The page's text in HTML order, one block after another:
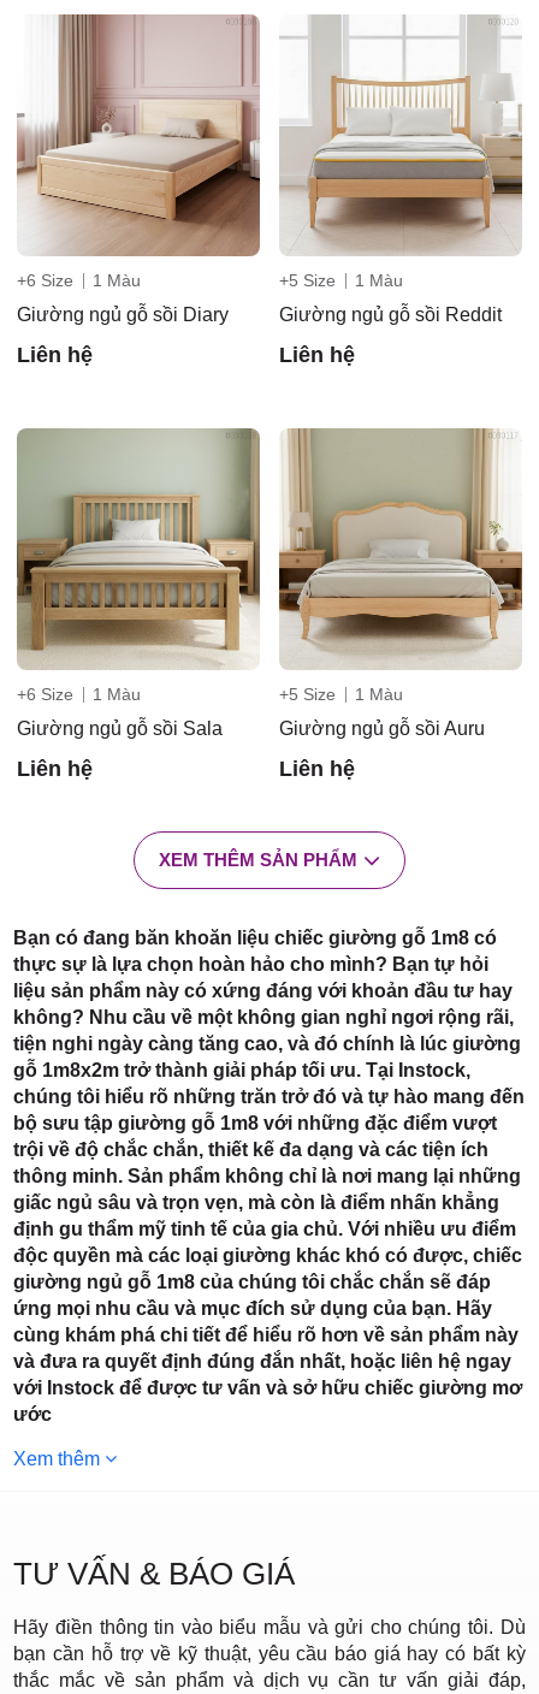
+6 Size 1 Màu
Giường ngủ gỗ sồi Diary
Liên hệ
+5 Size 1 Màu
Giường ngủ gỗ sồi Reddit
Liên hệ
+6 Size 1 Màu
Giường ngủ gỗ sồi Sala
Liên hệ
+5 Size 1 Màu
Giường ngủ gỗ sồi Auru
Liên hệ
XEM THÊM SẢN PHẨM
Bạn có đang băn khoăn liệu chiếc giường gỗ 1m8 có
thực sự là lựa chọn hoàn hảo cho mình? Bạn tự hỏi
liệu sản phẩm này có xứng đáng với khoản đầu tư hay
không? Nhu cầu về một không gian nghỉ ngơi rộng rãi,
tiện nghi ngày càng tăng cao, và đó chính là lúc giường
gỗ 1m8x2m trở thành giải pháp tối ưu. Tại Instock,
chúng tôi hiểu rõ những trăn trở đó và tự hào mang đến
bộ sưu tập giường gỗ 1m8 với những đặc điểm vượt
trội về độ chắc chắn, thiết kế đa dạng và các tiện ích
thông minh. Sản phẩm không chỉ là nơi mang lại những
giấc ngủ sâu và trọn vẹn, mà còn là điểm nhấn khẳng
định gu thẩm mỹ tinh tế của gia chủ. Với nhiều ưu điểm
độc quyền mà các loại giường khác khó có được, chiếc
giường ngủ gỗ 1m8 của chúng tôi chắc chắn sẽ đáp
ứng mọi nhu cầu và mục đích sử dụng của bạn. Hãy
cùng khám phá chi tiết để hiểu rõ hơn về sản phẩm này
và đưa ra quyết định đúng đắn nhất, hoặc liên hệ ngay
với Instock để được tư vấn và sở hữu chiếc giường mơ
ước
Xem thêm
TƯ VẤN & BÁO GIÁ
Hãy điền thông tin vào biểu mẫu và gửi cho chúng tôi. Dù
bạn cần hỗ trợ về kỹ thuật, yêu cầu báo giá hay có bất kỳ
thắc mắc về sản phẩm và dịch vụ cần tư vấn giải đáp,